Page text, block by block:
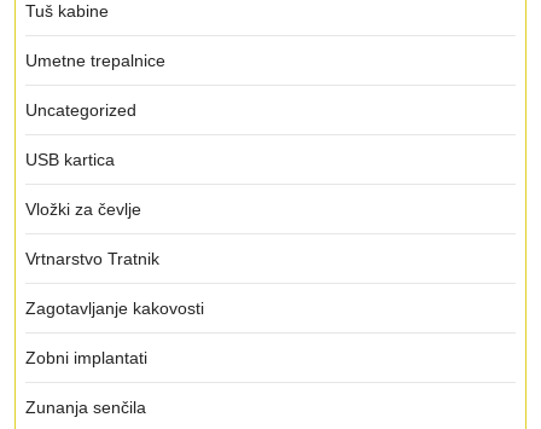
Tuš kabine
Umetne trepalnice
Uncategorized
USB kartica
Vložki za čevlje
Vrtnarstvo Tratnik
Zagotavljanje kakovosti
Zobni implantati
Zunanja senčila